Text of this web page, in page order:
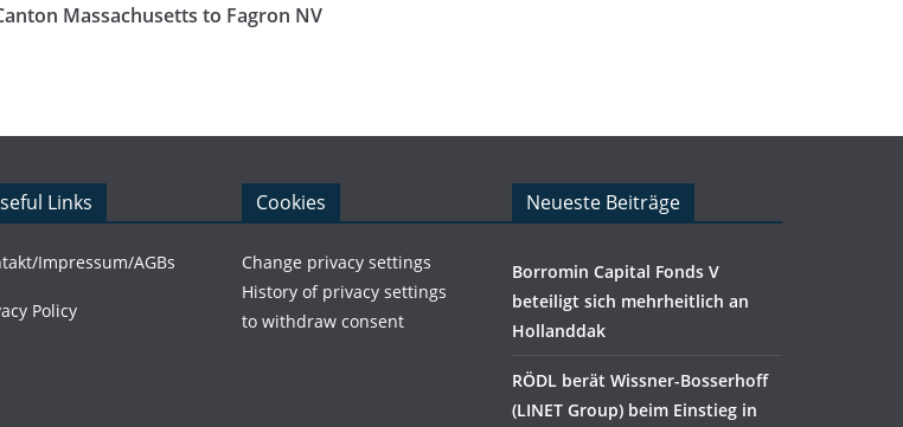
Massachusetts to Fagron NV
Links
Impressum/AGBs
Policy
Cookies
Change privacy settings
History of privacy settings
to withdraw consent
Neueste Beiträge
Borromin Capital Fonds V
beteiligt sich mehrheitlich an
Hollanddak
RÖDL berät Wissner-Bosserhoff
(LINET Group) beim Einstieg in